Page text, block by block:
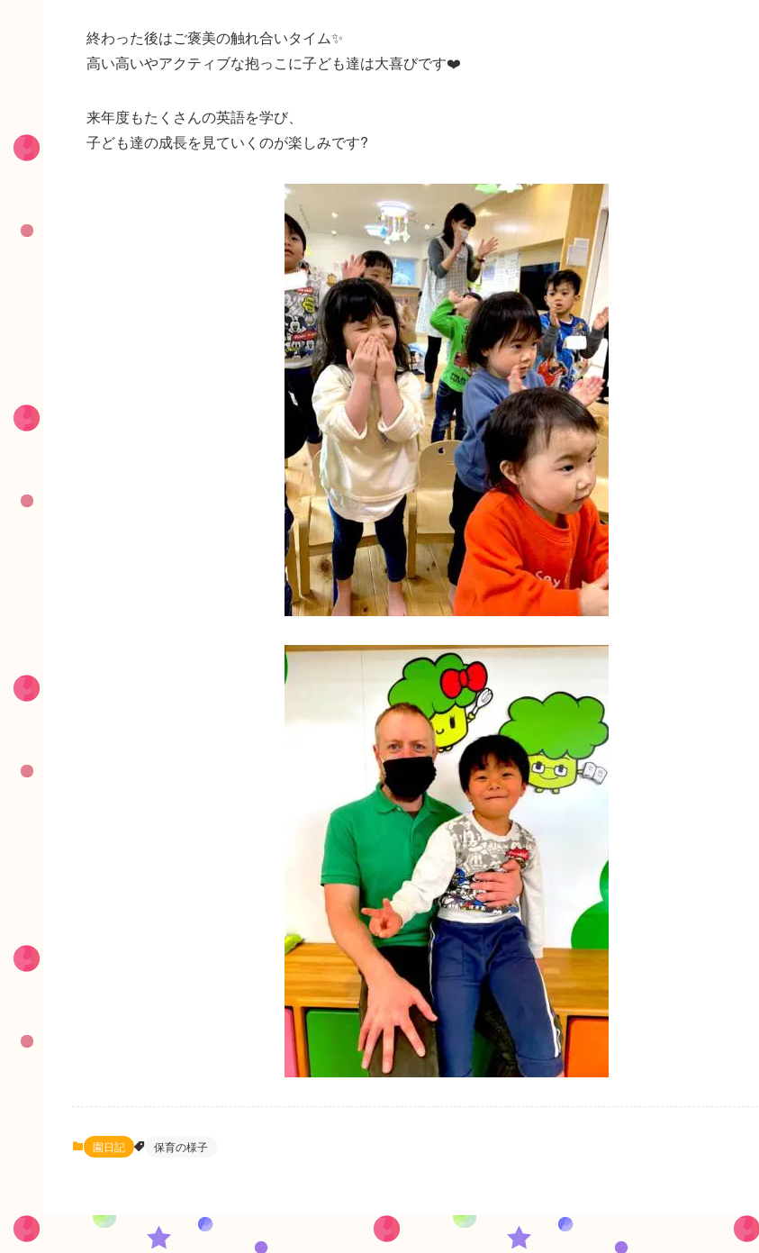
終わった後はご褒美の触れ合いタイム✨
高い高いやアクティブな抱っこに子ども達は大喜びです❤️
来年度もたくさんの英語を学び、
子ども達の成長を見ていくのが楽しみです?
園日記 保育の様子